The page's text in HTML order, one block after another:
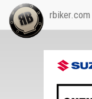
rbiker.com